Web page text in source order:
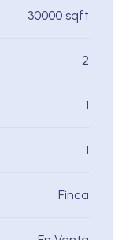
30000 sqft
2
1
1
Finca